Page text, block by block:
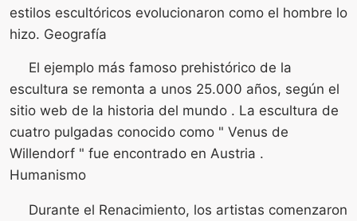
estilos escultóricos evolucionaron como el hombre lo
hizo. Geografía
El ejemplo más famoso prehistórico de la
escultura se remonta a unos 25.000 años, según el
sitio web de la historia del mundo . La escultura de
cuatro pulgadas conocido como " Venus de
Willendorf " fue encontrado en Austria .
Humanismo
Durante el Renacimiento, los artistas comenzaron